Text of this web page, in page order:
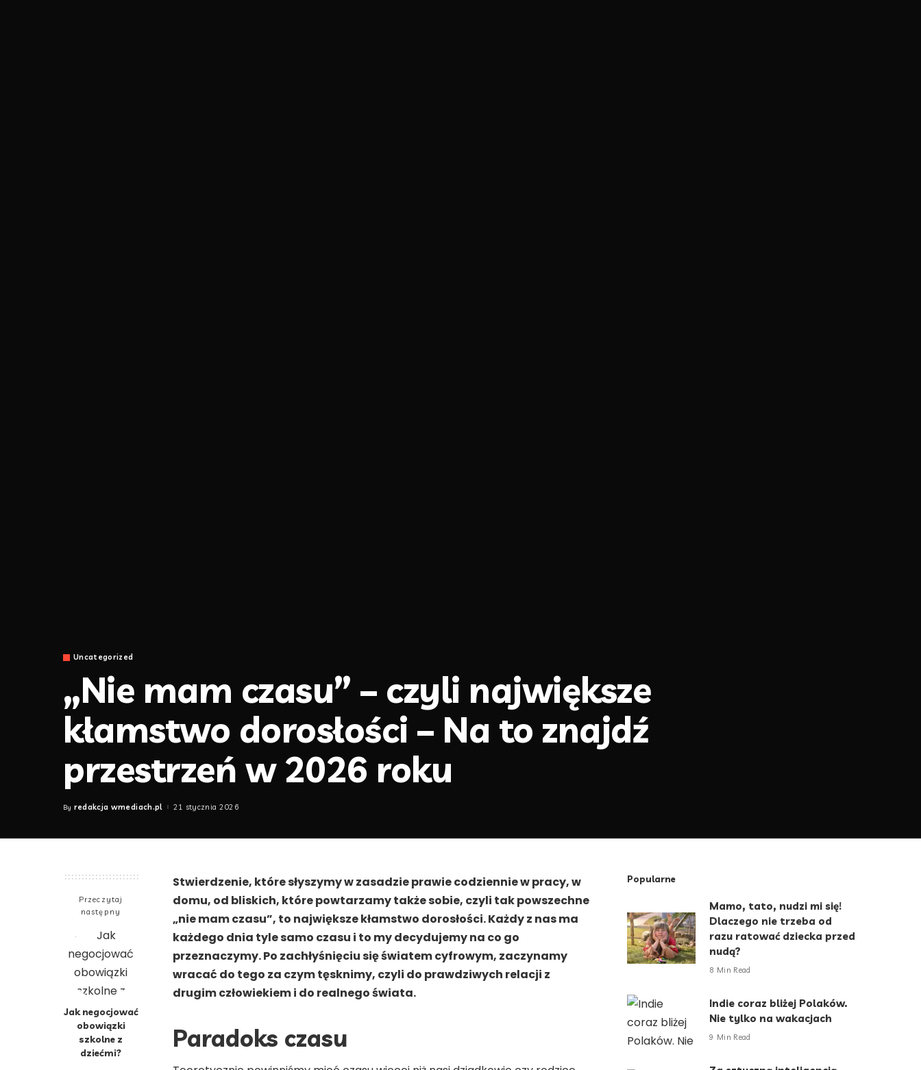
Uncategorized
„Nie mam czasu” – czyli największe
kłamstwo dorosłości – Na to znajdź
przestrzeń w 2026 roku
Posted
By redakcja wmediach.pl 21 stycznia 2026
Przeczytaj
następny
Jak negocjować
obowiązki
szkolne z
dziećmi?
Stwierdzenie, które słyszymy w zasadzie prawie codziennie w pracy, w
domu, od bliskich, które powtarzamy także sobie, czyli tak powszechne
„nie mam czasu”, to największe kłamstwo dorosłości. Każdy z nas ma
każdego dnia tyle samo czasu i to my decydujemy na co go
przeznaczymy. Po zachłyśnięciu się światem cyfrowym, zaczynamy
wracać do tego za czym tęsknimy, czyli do prawdziwych relacji z
drugim człowiekiem i do realnego świata.
Paradoks czasu
Popularne
Mamo, tato, nudzi mi się!
Dlaczego nie trzeba od
razu ratować dziecka przed
nudą?
8 Min Read
Indie coraz bliżej Polaków.
Nie tylko na wakacjach
9 Min Read